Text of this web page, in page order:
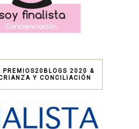
PREMIOS20BLOGS 2020 &
Y CONCILIACIÓN